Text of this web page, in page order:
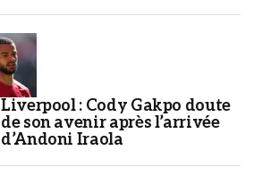
Liverpool : Cody Gakpo doute
de son avenir après l’arrivée
d’Andoni Iraola